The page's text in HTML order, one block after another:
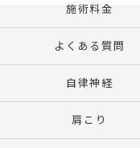
施術料金
よくある質問
自律神経
肩こり